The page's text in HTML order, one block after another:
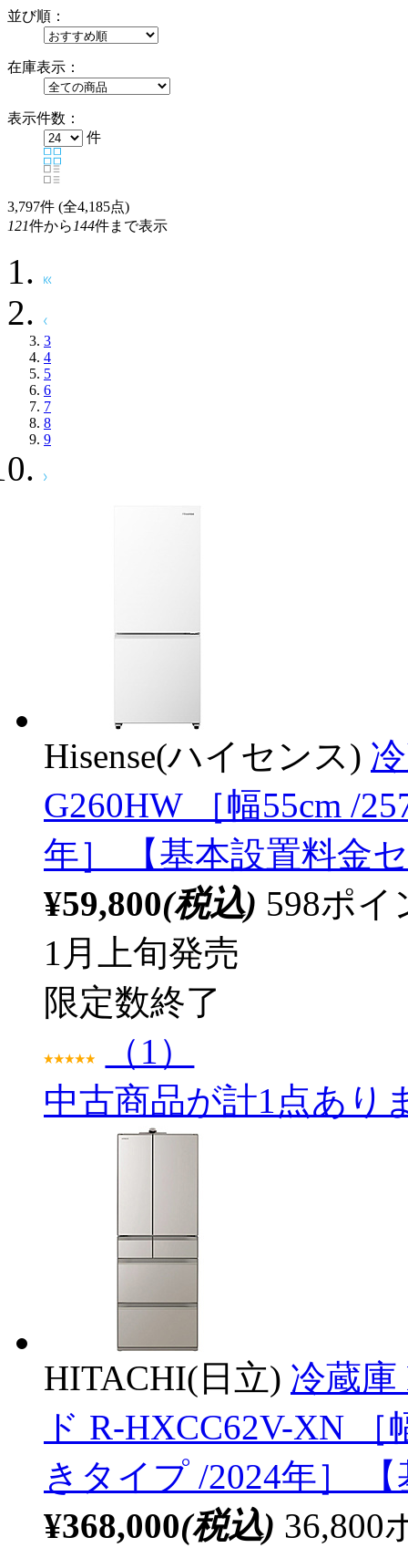
並び順：
在庫表示：
表示件数：
件
3,797件 (全4,185点)
121件から 144件まで表示
3
4
5
6
7
8
9
Hisense(ハイセンス)
G260HW ［幅55cm /
年］ 【基本設置料金
¥59,800(税込) 598ポ
1月上旬発売
限定数終了
（1）
中古商品が計1点あり
HITACHI(日立) 冷蔵
ド R-HXCC62V-XN
きタイプ /2024年］
¥368,000(税込) 36,800